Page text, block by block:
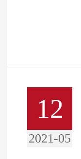
12
2021-05